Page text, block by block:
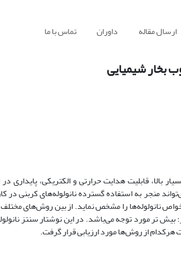
ارسال مقاله داوران تماس با ما
بخار شیمیایی
بالا، قابلیت هدایت حرارتی و الکتریکی،
منجر به استفاده گسترده نانولوله‌های کربنی
نانولوله‌ها را مشخص نماید. از بین روش‌های
بیش تر مورد توجه می‌باشد. در این نوشتار سنتز
از روش‌ها مورد ارزیابی قرار گرفت.